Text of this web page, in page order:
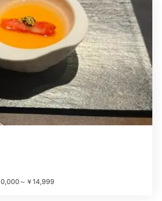
呂にお湯をためてゆっくり半身
景を一望できたりテレビが付い
タイムを楽しんで。
ネスのルート上にもな
的地になりますが、
クなホテル外観デザイ
ていないというのが総
が、トータルではおす
。
～￥14,999